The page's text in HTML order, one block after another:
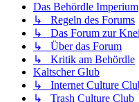
Das Behördle Imperium
↳ Regeln des Forums
↳ Das Forum zur
↳ Über das Forum
↳ Kritik am Behördle
Kaltscher Glub
↳ Internet Culture
↳ Trash Culture Club